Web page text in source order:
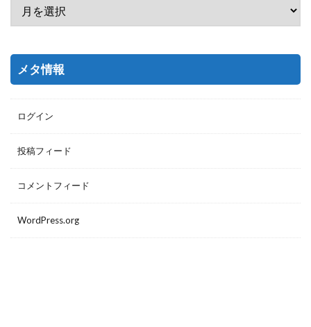
メタ情報
ログイン
投稿フィード
コメントフィード
WordPress.org